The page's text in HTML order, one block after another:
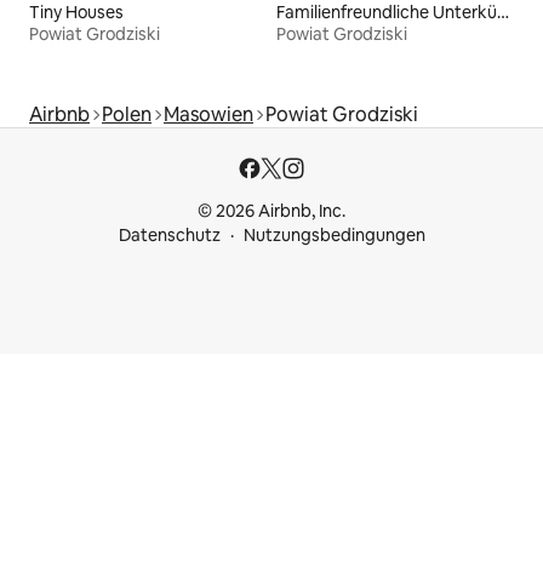
Tiny Houses
Powiat Grodziski
Familienfreundliche Unterkünfte
Powiat Grodziski
Airbnb Polen Masowien Powiat Grodziski
© 2026 Airbnb, Inc.
Datenschutz
Nutzungsbedingungen